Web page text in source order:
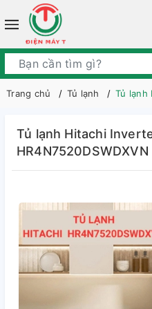
Trang chủ Tủ lạnh Tủ lạnh
Tủ lạnh Hitachi
HR4N7520DSWDXVN